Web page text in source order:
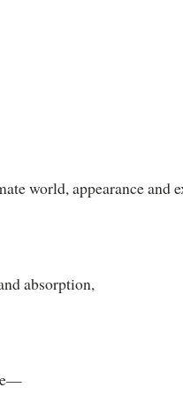
world, appearance and
absorption,